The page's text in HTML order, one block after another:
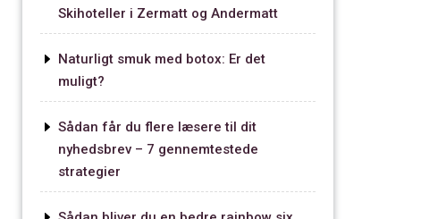
Skihoteller i Zermatt og Andermatt
Naturligt smuk med botox: Er det
muligt?
Sådan får du flere læsere til dit
nyhedsbrev – 7 gennemtestede
strategier